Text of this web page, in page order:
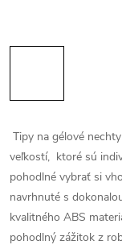
Tipy na gélové
veľkostí, ktoré sú
pohodlné vybrať si
navrhnuté s
kvalitného ABS
pohodlný zážitok z